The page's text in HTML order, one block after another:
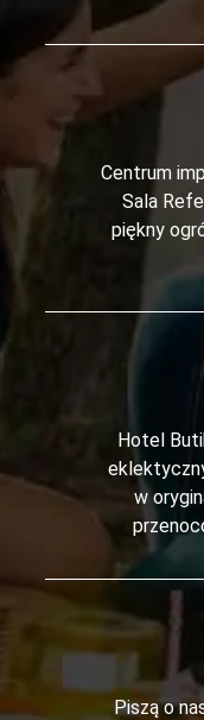
Centrum
Sala
piękny
Hotel
w
Piszą o